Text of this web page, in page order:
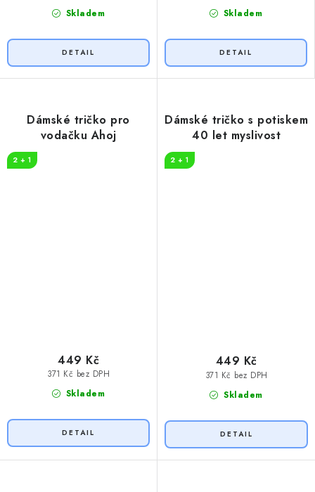
Skladem Skladem
Dámské tričko pro
vodačku Ahoj
2 + 1
Skladem
371 Kč bez DPH
449 Kč
Dámské tričko s potiskem
40 let myslivost
2 + 1
Skladem
371 Kč bez DPH
449 Kč